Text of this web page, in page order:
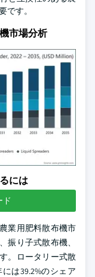
です。
市場分析
には
ド
業用肥料散布機市
振り子式散布機、
。ロータリー式散
は39.2%のシェア